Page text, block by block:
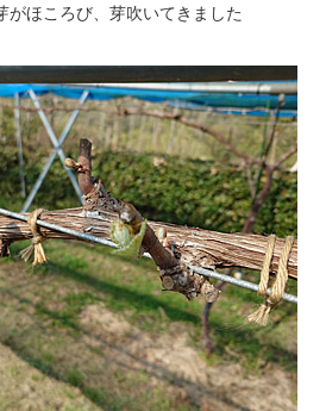
がほころび、芽吹いてきました